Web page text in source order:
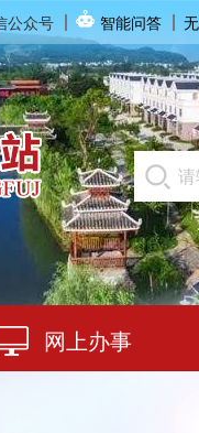
公众号 智能问答
网上办事